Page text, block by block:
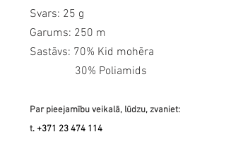
Svars: 25 g
Garums: 250 m
Sastāvs: 70% Kid mohēra
30% Poliamids
Par pieejamību veikalā, lūdzu, zvaniet:
t. +371 23 474 114